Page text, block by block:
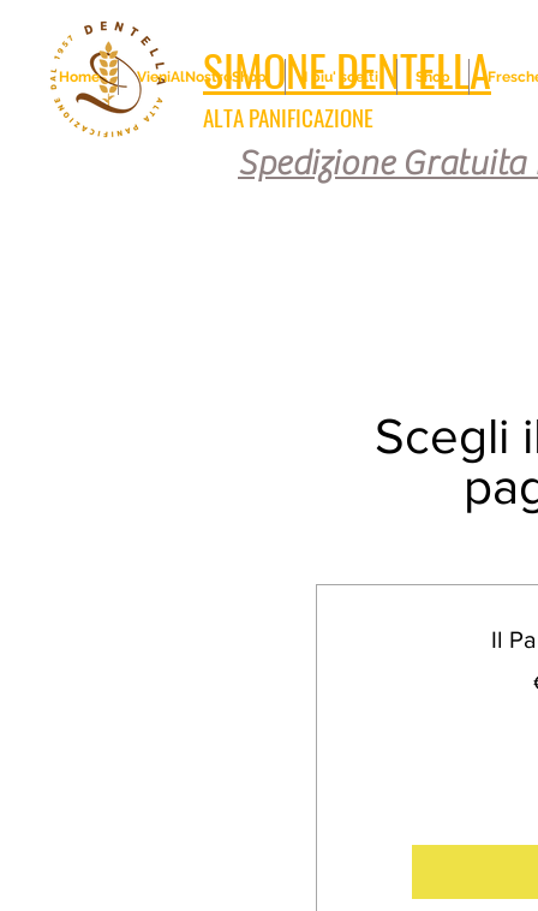
SIMONE DENTELLA
ALTA PANIFICAZIONE
Home VieniAlNostroShop I piu' scelti Shop
Spedizione
Scegli
Il